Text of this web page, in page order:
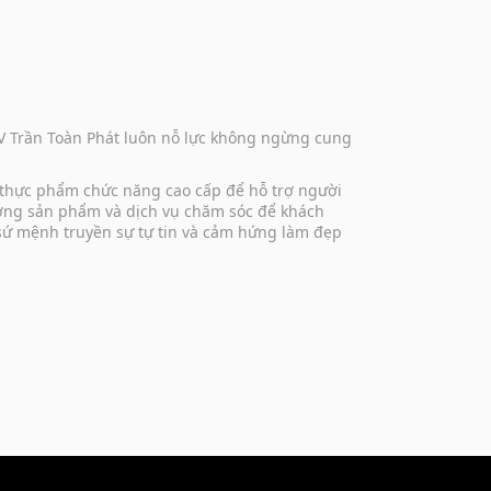
Toàn Phát luôn nỗ lực không ngừng cung
phẩm chức năng cao cấp để hỗ trợ người
sản phẩm và dịch vụ chăm sóc để khách
mệnh truyền sự tự tin và cảm hứng làm đẹp